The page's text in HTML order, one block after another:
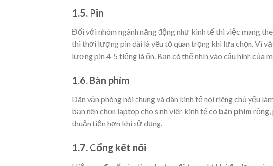
1.5. Pin
Đối với nhóm ngành năng động như kinh tế thì việc mang
thì thời lượng pin dài là yếu tố quan trọng khi lựa chọn. Vì
lượng pin 4-5 tiếng là ổn. Bạn có thể nhìn vào cấu hình của
1.6. Bàn phím
Dân văn phòng nói chung và dân kinh tế nói riêng chủ yếu
bạn nên chọn laptop cho sinh viên kinh tế có bàn phím rộng,
thuận tiện hơn khi sử dụng.
1.7. Cổng kết nối